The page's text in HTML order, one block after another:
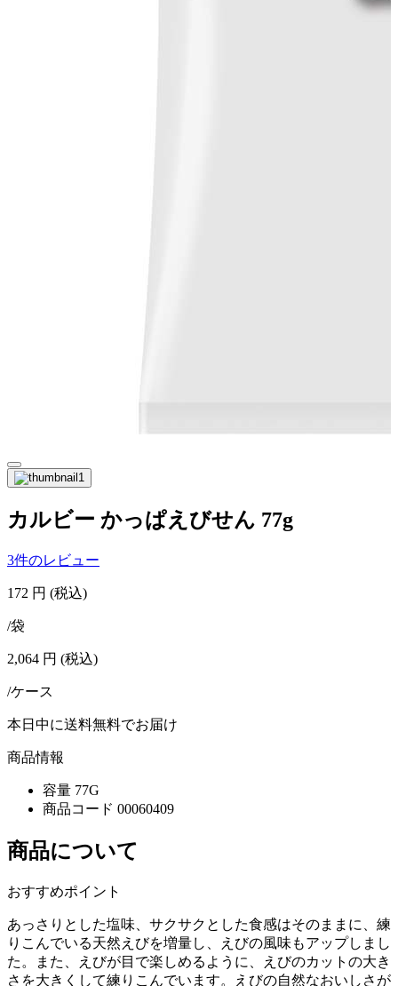
カルビー かっぱえびせん 77g
3件のレビュー
172 円 (税込)
/袋
2,064 円 (税込)
/ケース
本日中に送料無料でお届け
商品情報
容量 77G
商品コード 00060409
商品について
おすすめポイント
あっさりとした塩味、サクサクとした食感はそのままに、練
りこんでいる天然えびを増量し、えびの風味もアップしまし
た。また、えびが目で楽しめるように、えびのカットの大き
さを大きくして練りこんでいます。えびの自然なおいしさが